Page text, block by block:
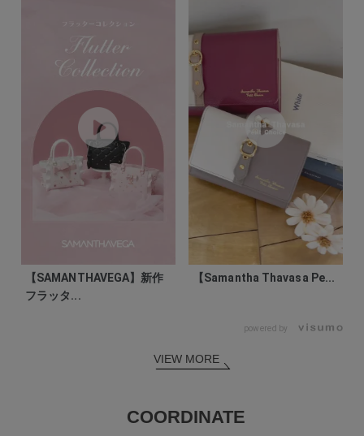
【SAMANTHAVEGA】新作
フラッタ...
【Samantha Thavasa Pe...
powered by
VIEW MORE
COORDINATE